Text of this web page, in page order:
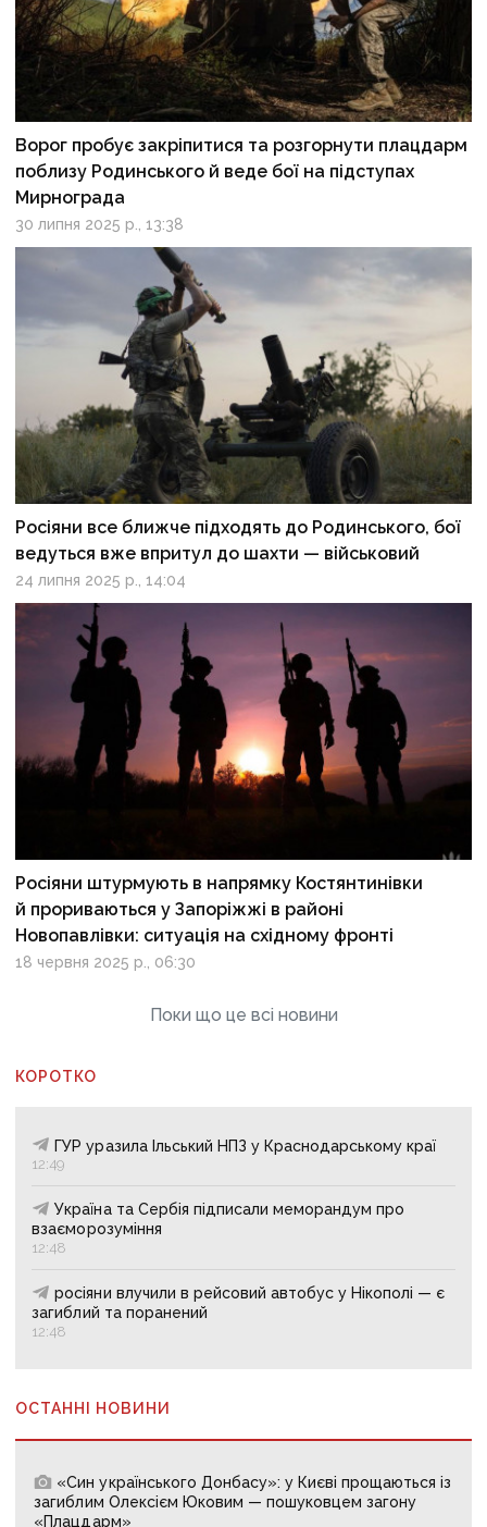
Ворог пробує закріпитися та розгорнути плацдарм
поблизу Родинського й веде бої на підступах
Мирнограда
30 липня 2025 р., 13:38
Росіяни все ближче підходять до Родинського, бої
ведуться вже впритул до шахти — військовий
24 липня 2025 р., 14:04
Росіяни штурмують в напрямку Костянтинівки
й прориваються у Запоріжжі в районі
Новопавлівки: ситуація на східному фронті
18 червня 2025 р., 06:30
Поки що це всі новини
КОРОТКО
ГУР уразила Ільський НПЗ у Краснодарському краї
12:49
Україна та Сербія підписали меморандум про
взаєморозуміння
12:48
росіяни влучили в рейсовий автобус у Нікополі — є
загиблий та поранений
12:48
ОСТАННІ НОВИНИ
«Син українського Донбасу»: у Києві прощаються із
загиблим Олексієм Юковим — пошуковцем загону
«Плацдарм»